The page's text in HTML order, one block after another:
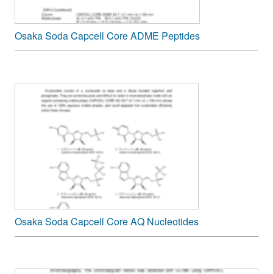
Osaka Soda Capcell Core ADME Peptides
Osaka Soda Capcell Core AQ Nucleotides